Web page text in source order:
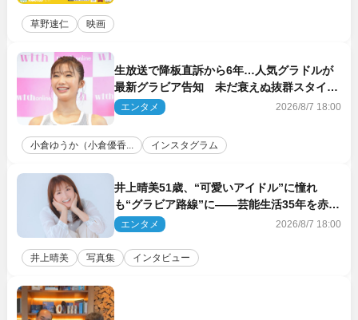
草野速仁 映画
生放送で降板直訴から6年…人気グラドルが
最新グラビア告知 未だ衰えぬ抜群スタイル
に反響
エンタメ 2026/8/7 18:00
小倉ゆうか（小倉優香... インスタグラム
井上晴美51歳、“可愛いアイドル”に憧れ
も“グラビア路線”に――芸能生活35年を赤
裸々に語る 27年ぶりに写真集発売
エンタメ 2026/8/7 18:00
井上晴美 写真集 インタビュー